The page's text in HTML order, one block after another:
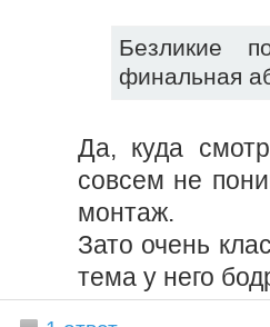
Безликие
финальная
Да, куда
совсем не
монтаж.
Зато очень
тема у него